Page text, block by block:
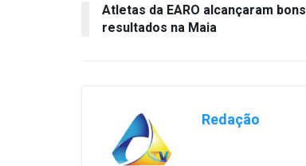
Atletas da EARO alcançaram bons
resultados na Maia
Redação